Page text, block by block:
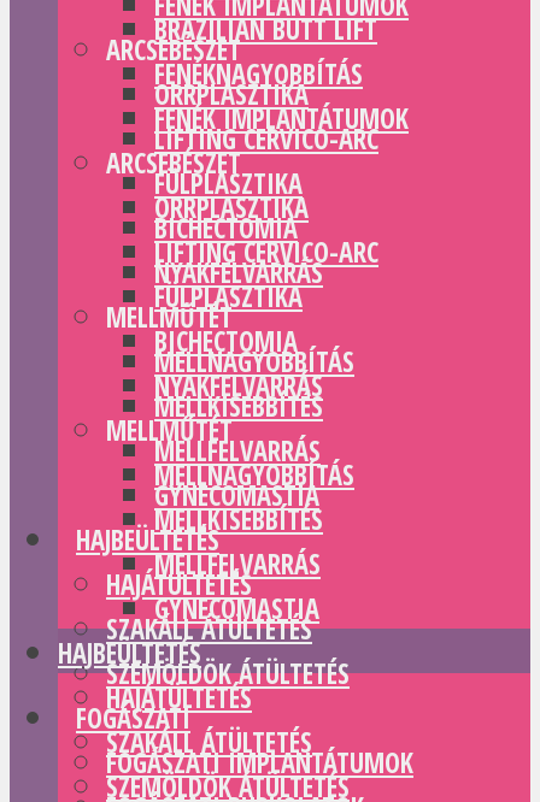
ARCSEBÉSZET
ORRPLASZTIKA
LIFTING CERVICO-ARC
FÜLPLASZTIKA
BICHECTOMIA
NYAKFELVARRÁS
MELLMŰTÉT
MELLNAGYOBBÍTÁS
MELLKISEBBÍTÉS
MELLFELVARRÁS
GYNECOMASTIA
HAJBEÜLTETÉS
HAJÁTÜLTETÉS
SZAKÁLL ÁTÜLTETÉS
SZEMÖLDÖK ÁTÜLTETÉS
FOGÁSZATI
FOGÁSZATI IMPLANTÁTUMOK
BRAZILIAN BUTT LIFT
FENÉKNAGYOBBÍTÁS
FENÉK IMPLANTÁTUMOK
ARCSEBÉSZET
ORRPLASZTIKA
LIFTING CERVICO-ARC
FÜLPLASZTIKA
BICHECTOMIA
NYAKFELVARRÁS
MELLMŰTÉT
MELLNAGYOBBÍTÁS
MELLKISEBBÍTÉS
MELLFELVARRÁS
GYNECOMASTIA
HAJBEÜLTETÉS
HAJÁTÜLTETÉS
SZAKÁLL ÁTÜLTETÉS
SZEMÖLDÖK ÁTÜLTETÉS